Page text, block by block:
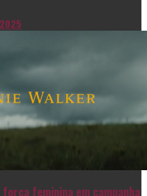
feminina em campanha